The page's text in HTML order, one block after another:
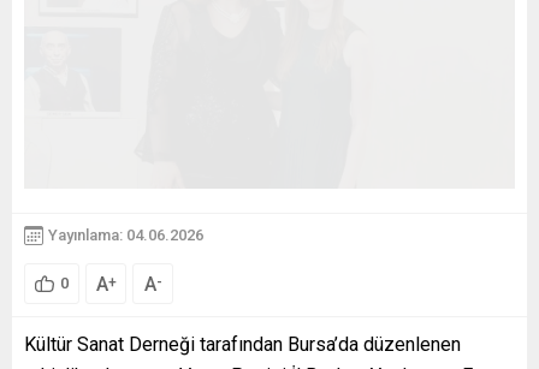
Yayınlama: 04.06.2026
0 A+ A-
Kültür Sanat Derneği tarafından Bursa’da düzenlenen